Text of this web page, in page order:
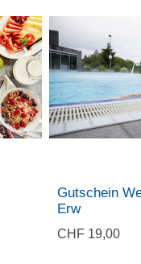
Gutschein
Erw
CHF 19,00